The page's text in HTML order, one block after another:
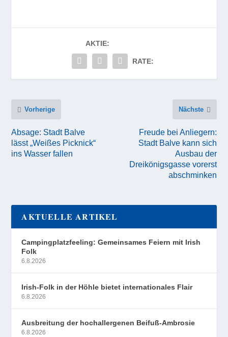
AKTIE:
RATE:
Vorherige
Absage: Stadt Balve
lässt „Weißes Picknick“
ins Wasser fallen
Nächste
Freude bei Anliegern:
Stadt Balve kann sich
Ausbau der
Dreikönigsgasse vorerst
abschminken
AKTUELLE ARTIKEL
Campingplatzfeeling: Gemeinsames Feiern mit Irish
Folk
6.8.2026
Irish-Folk in der Höhle bietet internationales Flair
6.8.2026
Ausbreitung der hochallergenen Beifuß-Ambrosie
6.8.2026